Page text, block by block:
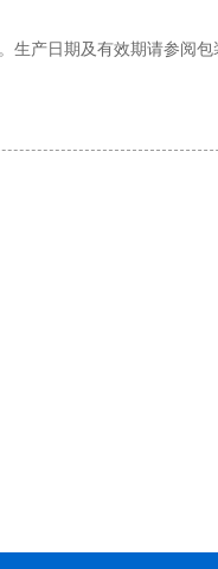
生产日期及有效期请参阅包